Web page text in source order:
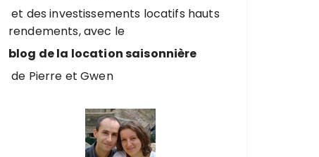
et des investissements locatifs hauts
rendements, avec le
blog de la location saisonnière
de Pierre et Gwen